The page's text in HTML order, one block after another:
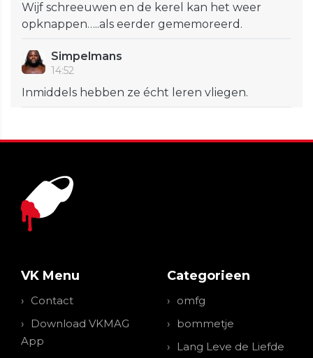
Wijf schreeuwen en de kerel kan het weer
opknappen…..als eerder gememoreerd.
Simpelmans
14:52
Inmiddels hebben ze écht leren vliegen.
VK Menu
Contact
Download VKMAG
App
Categorieen
omfg
bommetje
Lang Leve de Liefde